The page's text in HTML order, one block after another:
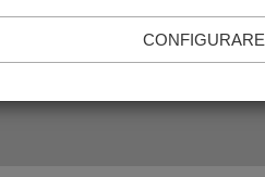
CONFIGURARE